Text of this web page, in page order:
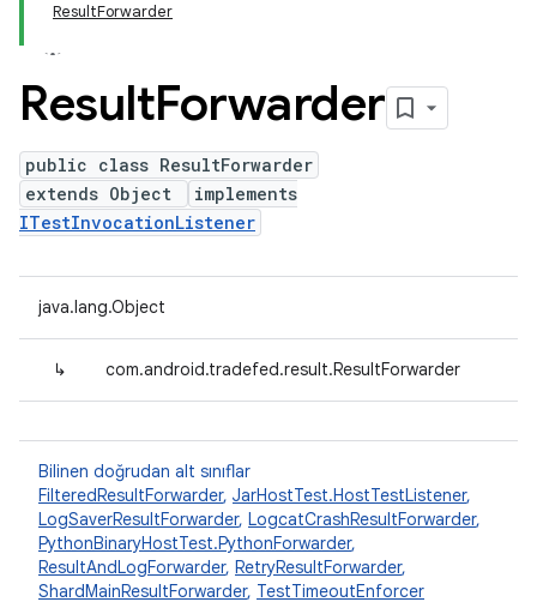
ResultForwarder
ResultForwarder
public class ResultForwarder
extends Object
implements
ITestInvocationListener
java.lang.Object
↳ com.android.tradefed.result.ResultForwarder
Bilinen doğrudan alt sınıflar
FilteredResultForwarder, JarHostTest.HostTestListener,
LogSaverResultForwarder, LogcatCrashResultForwarder,
PythonBinaryHostTest.PythonForwarder,
ResultAndLogForwarder, RetryResultForwarder,
ShardMainResultForwarder, TestTimeoutEnforcer